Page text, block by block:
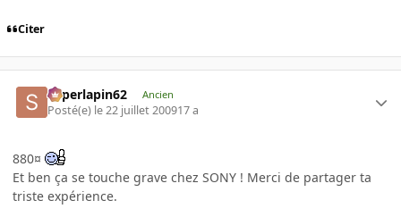
Citer
superlapin62 Ancien
Posté(e) le 22 juillet 200917 a
880¤
Et ben ça se touche grave chez SONY ! Merci de partager ta
triste expérience.